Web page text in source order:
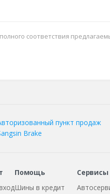
соответствия
пункт продаж
Brake
Помощь
Шины в кредит
Сервисы